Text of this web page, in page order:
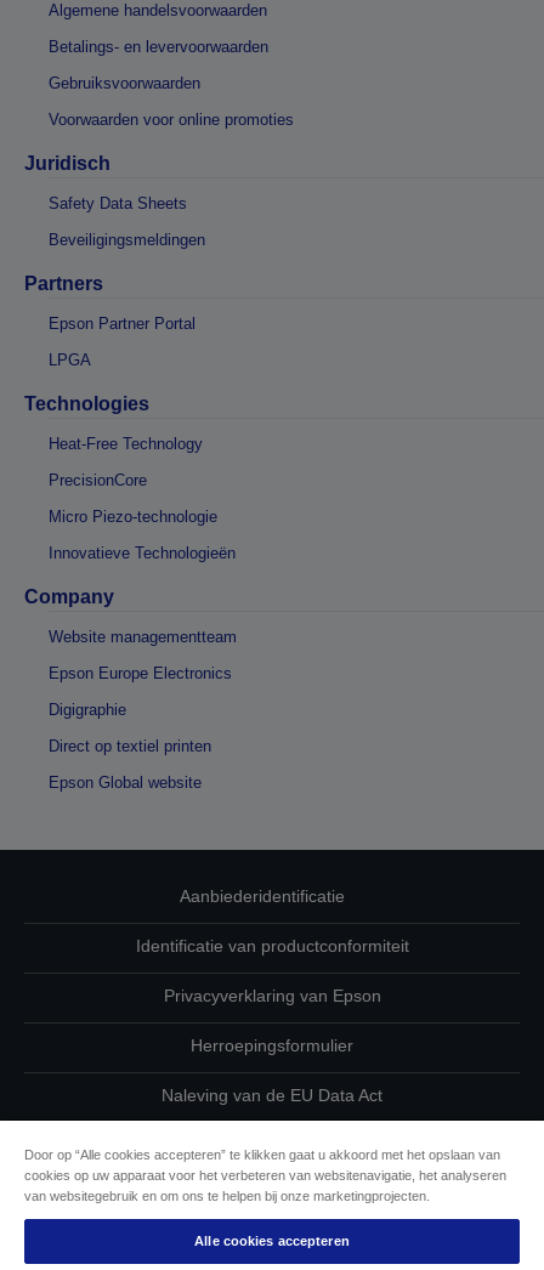
Algemene handelsvoorwaarden
Betalings- en levervoorwaarden
Gebruiksvoorwaarden
Voorwaarden voor online promoties
Juridisch
Safety Data Sheets
Beveiligingsmeldingen
Partners
Epson Partner Portal
LPGA
Technologies
Heat-Free Technology
PrecisionCore
Micro Piezo-technologie
Innovatieve Technologieën
Company
Website managementteam
Epson Europe Electronics
Digigraphie
Direct op textiel printen
Epson Global website
Aanbiederidentificatie
Identificatie van productconformiteit
Privacyverklaring van Epson
Herroepingsformulier
Naleving van de EU Data Act
Cookie-informatie
De toewijding van Epson aan toegankelijkheid
Door op “Alle cookies accepteren” te klikken gaat u akkoord met het opslaan van
cookies op uw apparaat voor het verbeteren van websitenavigatie, het analyseren
van websitegebruik en om ons te helpen bij onze marketingprojecten.
Alle cookies accepteren